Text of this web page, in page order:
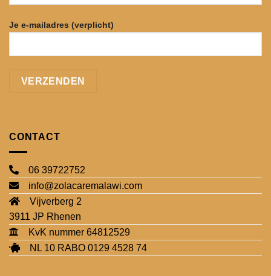
Je e-mailadres (verplicht)
CONTACT
06 39722752
info@zolacaremalawi.com
Vijverberg 2
3911 JP Rhenen
KvK nummer 64812529
NL 10 RABO 0129 4528 74